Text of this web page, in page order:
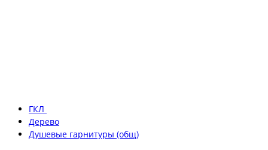
ГКЛ
Дерево
Душевые гарнитуры (общ)